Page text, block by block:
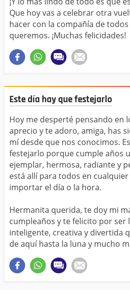
Que hoy vas a celebrar otra
hacer con la compañía de
queremos. ¡Muchas felicidades!
Este día hay que festejarlo
Hoy me desperté pensando en
aprecio y te adoro, amiga, has
mí desde que nos conocimos.
festejarlo porque cumple años
ejemplar, hermosa, radiante y
está allí para todos en
importar el día o la hora.
Hermanita querida, te doy mi
cumpleaños y te felicito por ser
inteligente, creativa y divertida
de aquí hasta la luna y mucho